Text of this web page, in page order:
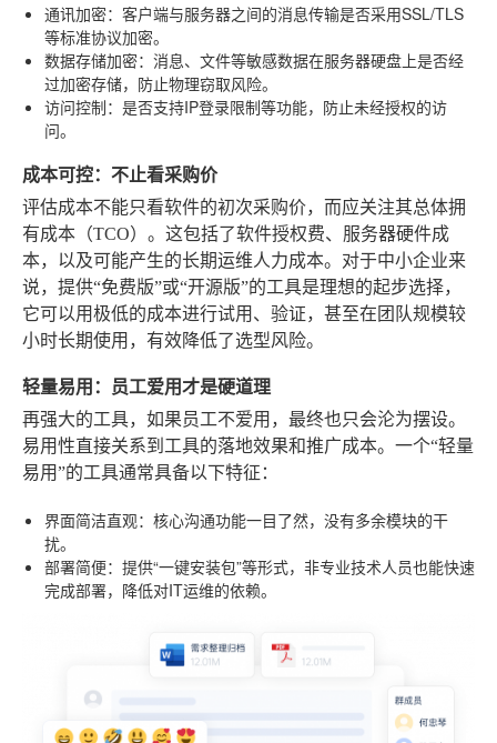
通讯加密：客户端与服务器之间的消息传输是否采用SSL/TLS
等标准协议加密。
数据存储加密：消息、文件等敏感数据在服务器硬盘上是否经
过加密存储，防止物理窃取风险。
访问控制：是否支持IP登录限制等功能，防止未经授权的访
问。
成本可控：不止看采购价
评估成本不能只看软件的初次采购价，而应关注其总体拥
有成本（TCO）。这包括了软件授权费、服务器硬件成
本，以及可能产生的长期运维人力成本。对于中小企业来
说，提供“免费版”或“开源版”的工具是理想的起步选择，
它可以用极低的成本进行试用、验证，甚至在团队规模较
小时长期使用，有效降低了选型风险。
轻量易用：员工爱用才是硬道理
再强大的工具，如果员工不爱用，最终也只会沦为摆设。
易用性直接关系到工具的落地效果和推广成本。一个“轻量
易用”的工具通常具备以下特征：
界面简洁直观：核心沟通功能一目了然，没有多余模块的干
扰。
部署简便：提供“一键安装包”等形式，非专业技术人员也能快速
完成部署，降低对IT运维的依赖。